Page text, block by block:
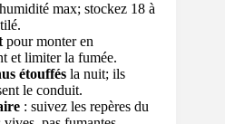
max; stockez 18 à
pour monter en
et limiter la fumée.
étouffés la nuit; ils
le conduit.
: suivez les repères du